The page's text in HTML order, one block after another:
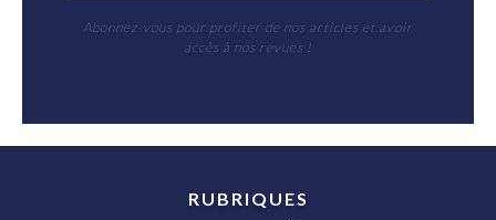
Abonnez-vous pour profiter de nos articles et avoir
accès à nos revues !
RUBRIQUES